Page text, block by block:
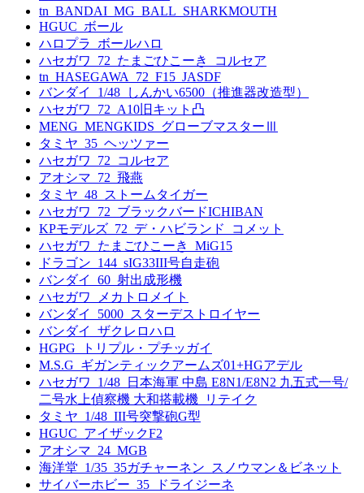
tn_BANDAI_MG_BALL_SHARKMOUTH
HGUC_ボール
ハロプラ_ボールハロ
ハセガワ_72_たまごひこーき_コルセア
tn_HASEGAWA_72_F15_JASDF
バンダイ_1/48_しんかい6500（推進器改造型）
ハセガワ_72_A10旧キット凸
MENG_MENGKIDS_グローブマスターⅢ
タミヤ_35_ヘッツァー
ハセガワ_72_コルセア
アオシマ_72_飛燕
タミヤ_48_ストームタイガー
ハセガワ_72_ブラックバードICHIBAN
KPモデルズ_72_デ・ハビランド_コメット
ハセガワ_たまごひこーき_MiG15
ドラゴン_144_sIG33III号自走砲
バンダイ_60_射出成形機
ハセガワ_メカトロメイト
バンダイ_5000_スターデストロイヤー
バンダイ_ザクレロハロ
HGPG_トリプル・プチッガイ
M.S.G_ギガンティックアームズ01+HGアデル
ハセガワ_1/48_日本海軍 中島 E8N1/E8N2 九五式一号/
二号水上偵察機 大和搭載機_リテイク
タミヤ_1/48_III号突撃砲G型
HGUC_アイザックF2
アオシマ_24_MGB
海洋堂_1/35_35ガチャーネン_スノウマン＆ビネット
サイバーホビー_35_ドライジーネ